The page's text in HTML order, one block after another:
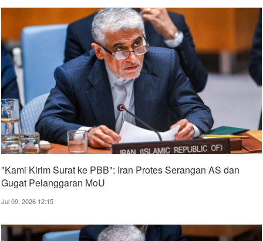
"Kami Kirim Surat ke PBB": Iran Protes Serangan AS dan
Gugat Pelanggaran MoU
Jul 09, 2026 12:15